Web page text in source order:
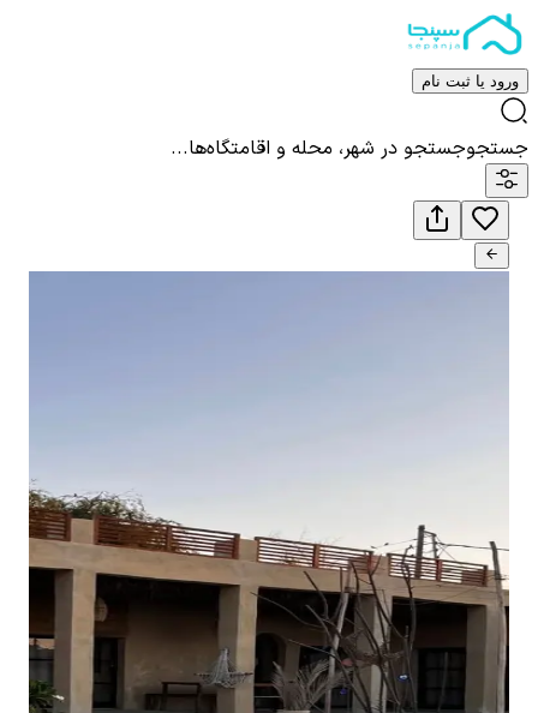
ورود یا ثبت نام
جستجوجستجو در شهر، محله و اقامتگاه‌ها...